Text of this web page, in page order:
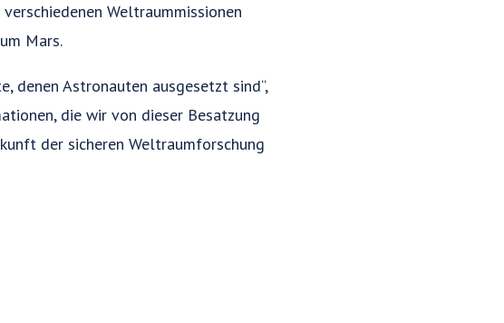
Weltraummissionen
Mars.
denen Astronauten ausgesetzt sind“,
die wir von dieser Besatzung
der sicheren Weltraumforschung